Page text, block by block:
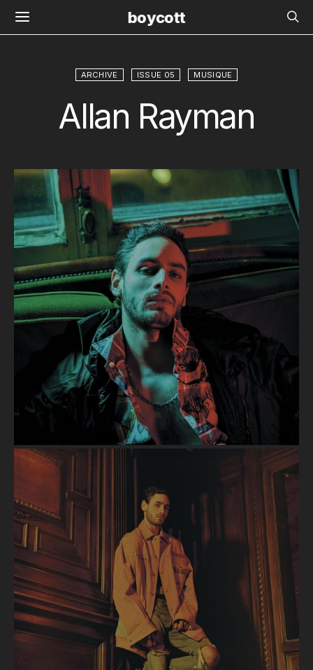
boycott
ARCHIVE ISSUE 05 MUSIQUE
Allan Rayman